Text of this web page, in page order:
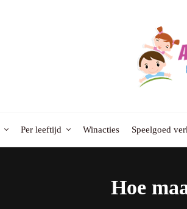
Per leeftijd Winacties Speelgoed
Hoe